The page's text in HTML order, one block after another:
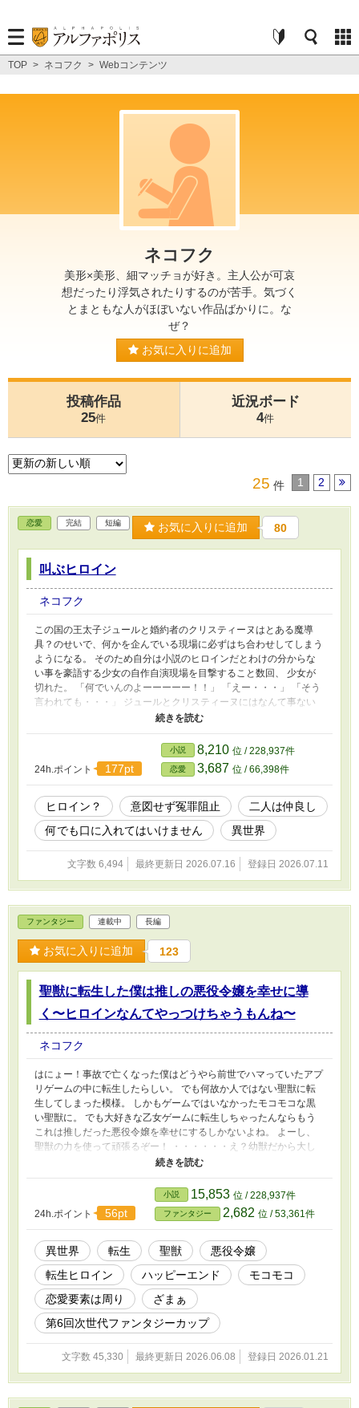
TOP > ネコフク > Webコンテンツ
ネコフク
美形×美形、細マッチョが好き。主人公が可哀
想だったり浮気されたりするのが苦手。気づく
とまともな人がほぼいない作品ばかりに。な
ぜ？
お気に入りに追加
投稿作品
25件
近況ボード
4件
25 件 1 2
恋愛 完結 短編 お気に入りに追加 80
叫ぶヒロイン
ネコフク
この国の王太子ジュールと婚約者のクリスティーヌはとある魔導
具？のせいで、何かを企んでいる現場に必ずはち合わせしてしまう
ようになる。 そのため自分は小説のヒロインだとわけの分からな
い事を豪語する少女の自作自演現場を目撃すること数回、 少女が
切れた。 「何でいんのよーーーーー！！」 「えー・・・」 「そう
言われても・・・」 ジュールとクリスティーヌにはなんて事ない
日常。 でもヒロインはバッドエンド。 全５話＋ヒロインのその後
１話完結投稿済。 １日１話アップ。
24h.ポイント 177pt
小説 8,210 位 / 228,937件
恋愛 3,687 位 / 66,398件
ヒロイン？ 意図せず冤罪阻止
二人は仲良し
何でも口に入れてはいけません
異世界
文字数 6,494 最終更新日 2026.07.16 登録日 2026.07.11
ファンタジー 連載中 長編
お気に入りに追加 123
聖獣に転生した僕は推しの悪役令嬢を幸せに導
く〜ヒロインなんてやっつけちゃうもんね〜
ネコフク
はにょー！事故で亡くなった僕はどうやら前世でハマっていたアプ
リゲームの中に転生したらしい。 でも何故か人ではない聖獣に転
生してしまった模様。 しかもゲームではいなかったモコモコな黒
い聖獣に。 でも大好きな乙女ゲームに転生しちゃったんならもう
これは推しだった悪役令嬢を幸せにするしかないよね。 よーし、
聖獣の力を使って頑張るぞー！ ・・・・・・え？幼獣だから大し
た力が出ない？はにょー！なんてこったい！ 聖獣に転生した男子
高校生が双子の兄と一緒に転生ヒロインを撃退し推しの悪役令嬢を
幸せにするお話。 ※恋愛要素はありますが主人公の周りです。主
人公は恋愛のれの字もありません。モコモコだし。 初日だけ二話
更新。
24h.ポイント 56pt
小説 15,853 位 / 228,937件
ファンタジー 2,682 位 / 53,361件
異世界 転生 聖獣
悪役令嬢
転生ヒロイン
ハッピーエンド
モコモコ
恋愛要素は周り
ざまぁ
第6回次世代ファンタジーカップ
文字数 45,330 最終更新日 2026.06.08 登録日 2026.01.21